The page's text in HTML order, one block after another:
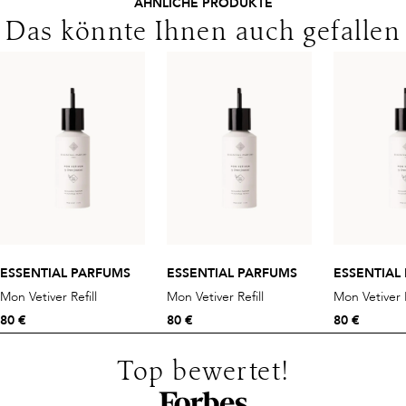
Das könnte Ihnen auch gefallen
ESSENTIAL PARFUMS
Mon Vetiver Refill
80 €
ESSENTIAL PARFUMS
Mon Vetiver Refill
80 €
ESSENTIAL
Mon Vetiver
80 €
Top bewertet!